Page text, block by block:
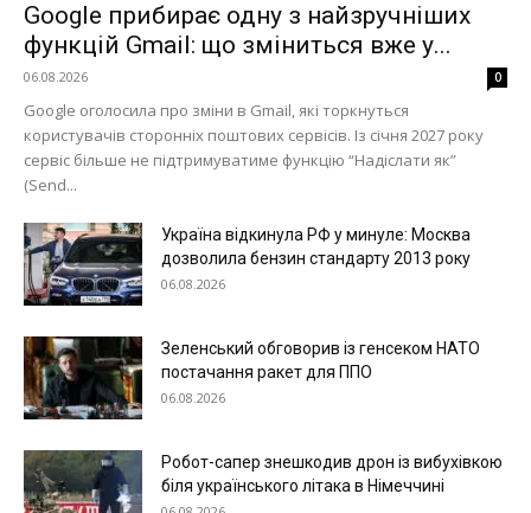
Google прибирає одну з найзручніших
функцій Gmail: що зміниться вже у...
06.08.2026 0
Google оголосила про зміни в Gmail, які торкнуться
користувачів сторонніх поштових сервісів. Із січня 2027 року
сервіс більше не підтримуватиме функцію “Надіслати як”
(Send...
Україна відкинула РФ у минуле: Москва
дозволила бензин стандарту 2013 року
06.08.2026
Зеленський обговорив із генсеком НАТО
постачання ракет для ППО
06.08.2026
Робот-сапер знешкодив дрон із вибухівкою
біля українського літака в Німеччині